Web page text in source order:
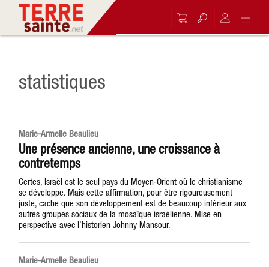
statistiques
Marie-Armelle Beaulieu
Une présence ancienne, une croissance à
contretemps
Certes, Israël est le seul pays du Moyen-Orient où le christianisme
se développe. Mais cette affirmation, pour être rigoureusement
juste, cache que son développement est de beaucoup inférieur aux
autres groupes sociaux de la mosaïque israélienne. Mise en
perspective avec l’historien Johnny Mansour.
Marie-Armelle Beaulieu